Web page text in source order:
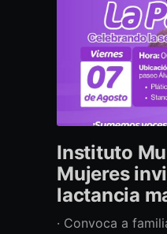
Instituto
Mujeres
lactancia
· Convoca a